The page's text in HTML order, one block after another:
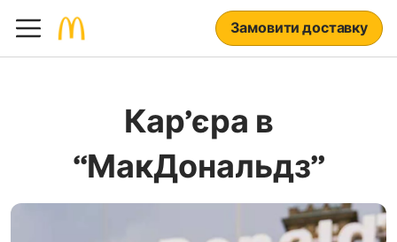
Замовити доставку
Кар’єра в
“МакДональдз”